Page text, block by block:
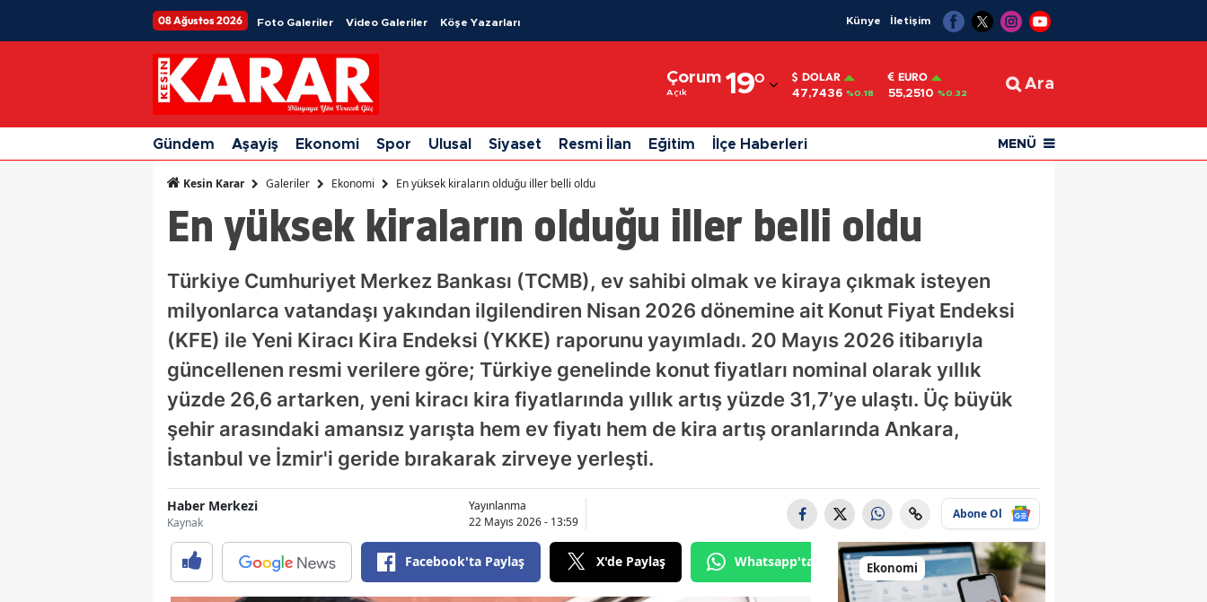
08 Ağustos 2026 Foto Galeriler Video Galeriler Köşe Yazarları Künye İletişim
Çorum
Açık 19°
Adıyaman
Afyonkarahisar
Ağrı
Ankara
Antalya
Artvin
Aydın
Balıkesir
Bilecik
Bitlis
Burdur
DOLAR
47,7436 %0.18
EURO
55,2510 %0.32
Ara
Gündem Aşayiş Ekonomi Spor Ulusal Siyaset Resmi İlan Eğitim İlçe Haberleri MENÜ
Kesin Karar Galeriler Ekonomi En yüksek kiraların olduğu iller belli oldu
En yüksek kiraların olduğu iller belli oldu
Türkiye Cumhuriyet Merkez Bankası (TCMB), ev sahibi olmak ve kiraya çıkmak isteyen
milyonlarca vatandaşı yakından ilgilendiren Nisan 2026 dönemine ait Konut Fiyat Endeksi
(KFE) ile Yeni Kiracı Kira Endeksi (YKKE) raporunu yayımladı. 20 Mayıs 2026 itibarıyla
güncellenen resmi verilere göre; Türkiye genelinde konut fiyatları nominal olarak yıllık
yüzde 26,6 artarken, yeni kiracı kira fiyatlarında yıllık artış yüzde 31,7’ye ulaştı. Üç büyük
şehir arasındaki amansız yarışta hem ev fiyatı hem de kira artış oranlarında Ankara,
İstanbul ve İzmir'i geride bırakarak zirveye yerleşti.
Haber Merkezi
Kaynak
Yayınlanma
22 Mayıs 2026 - 13:59
Abone Ol
Facebook'ta Paylaş X'de Paylaş Whatsapp'tan GönderEkonomi